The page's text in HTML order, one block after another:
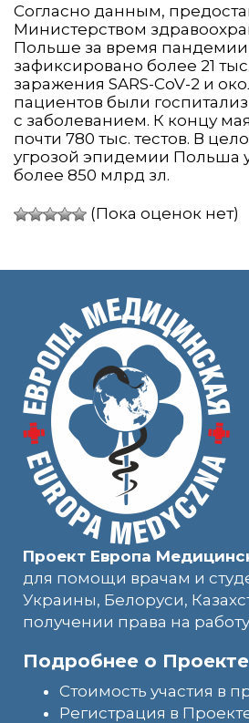
Согласно данным,
Министерством
Польше за время
зафиксировано более 21
заражения SARS-CoV-2 и
пациентов были
с заболеванием. К концу
почти 780 тыс. тестов. В
угрозой эпидемии Польша
более 850 млрд зл.
(Пока оценок нет)
Проект Европа
для помощи врачам и
Украины, Белоруси,
получении права на
Подробнее о
Стоимость участия в
Регистрация в